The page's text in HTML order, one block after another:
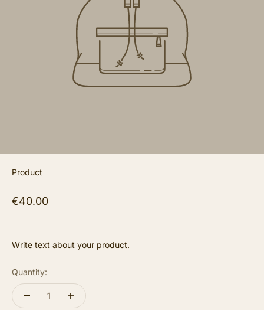
Product
€40.00
Write text about your product.
Quantity: